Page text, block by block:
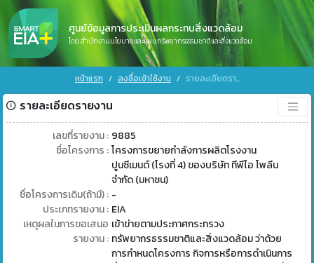
ศูนย์ข้อมูลการประเมินผลกระทบสิ่งแวดล้อม
โดย สำนักงานนโยบายและแผนทรัพยากรธรรมชาติและสิ่งแวดล้อม
หน้าแรก ลงชื่อเข้าใช้งาน รายละเอียดรายงาน
รายละเอียดรายงาน
เลขที่รายงาน : 9885
ชื่อโครงการ : โครงการขยายกำลังการผลิตโรงงาน
ปูนซีเมนต์ (โรงที่ 4) ของบริษัท ทีพีไอ โพลีน
จำกัด (มหาชน)
ชื่อโครงการเดิม(ถ้ามี) : -
ประเภทรายงาน : EIA
เหตุผลในการขอเสนอ
รายงาน :
เข้าข่ายตามประกาศกระทรวง
ทรัพยากรธรรมชาติและสิ่งแวดล้อม ว่าด้วย
การกำหนดโครงการ กิจการหรือการดำเนินการ